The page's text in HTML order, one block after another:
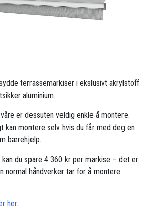
terrassemarkiser i ekslusivt akrylstoff
aluminium.
er dessuten veldig enkle å montere.
kan montere selv hvis du får med deg en
bærehjelp.
du spare 4 360 kr per markise – det er
normal håndverker tar for å montere
her.